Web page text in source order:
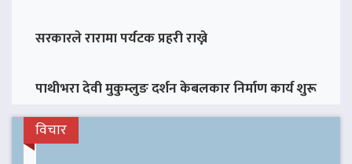
सरकारले रारामा पर्यटक प्रहरी राख्ने
पाथीभरा देवी मुकुम्लुङ दर्शन केबलकार निर्माण कार्य शुरू
विचार